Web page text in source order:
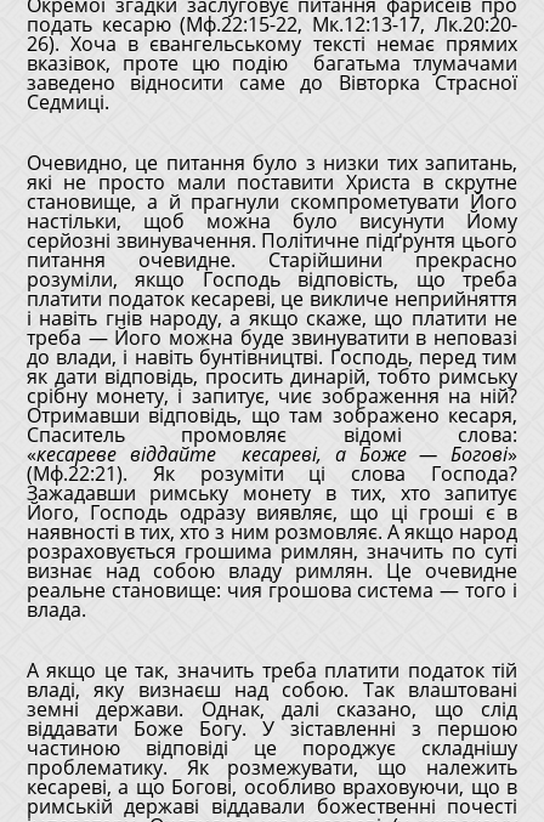
подать кесарю (Мф.22:15-22, Мк.12:13-17, Лк.20:20-
26). Хоча в євангельському тексті немає прямих
вказівок, проте цю подію багатьма тлумачами
заведено відносити саме до Вівторка Страсної
Седмиці.
Очевидно, це питання було з низки тих запитань,
які не просто мали поставити Христа в скрутне
становище, а й прагнули скомпрометувати Його
настільки, щоб можна було висунути Йому
серйозні звинувачення. Політичне підґрунтя цього
питання очевидне. Старійшини прекрасно
розуміли, якщо Господь відповість, що треба
платити податок кесареві, це викличе неприйняття
і навіть гнів народу, а якщо скаже, що платити не
треба — Його можна буде звинуватити в неповазі
до влади, і навіть бунтівництві. Господь, перед тим
як дати відповідь, просить динарій, тобто римську
срібну монету, і запитує, чиє зображення на ній?
Отримавши відповідь, що там зображено кесаря,
Спаситель промовляє відомі слова:
«кесареве віддайте кесареві, а Боже — Богові»
(Мф.22:21). Як розуміти ці слова Господа?
Зажадавши римську монету в тих, хто запитує
Його, Господь одразу виявляє, що ці гроші є в
наявності в тих, хто з ним розмовляє. А якщо народ
розраховується грошима римлян, значить по суті
визнає над собою владу римлян. Це очевидне
реальне становище: чия грошова система — того і
влада.
А якщо це так, значить треба платити податок тій
владі, яку визнаєш над собою. Так влаштовані
земні держави. Однак, далі сказано, що слід
віддавати Боже Богу. У зіставленні з першою
частиною відповіді це породжує складнішу
проблематику. Як розмежувати, що належить
кесареві, а що Богові, особливо враховуючи, що в
римській державі віддавали божественні почесті